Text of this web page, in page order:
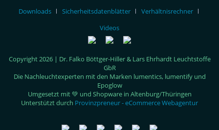
Downloads
Sicherheitsdatenblätter
Verhältnisrechner
Videos
Copyright 2026 | Dr. Falko Böttger-Hiller & Lars Ehrhardt Leuchtstoffe
GbR
Die Nachleuchtexperten mit den Marken lumentics, lumentify und
Epoglow
Umgesetzt mit 💚 und Shopware in Altenburg/Thüringen
Unterstützt durch Provinzpreneur - eCommerce Webagentur